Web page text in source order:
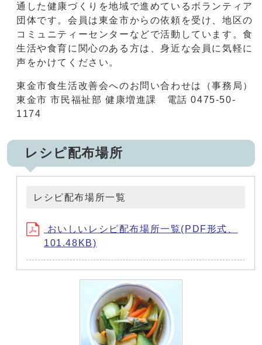
通した健康づくりを地域で進めているボランティア
団体です。会員は東金市からの依頼を受け、地区の
コミュニティーセンターなどで活動しています。食
生活や食育に関心のある方は、身近な会員に気軽に
声をかけてください。
東金市食生活改善会へのお問い合わせは（事務局）
東金市 市民福祉部 健康増進課 電話 0475-50-
1174
レシピ配布場所
レシピ配布場所一覧
おいしいレシピ配布場所一覧(PDF形式、
101.48KB)